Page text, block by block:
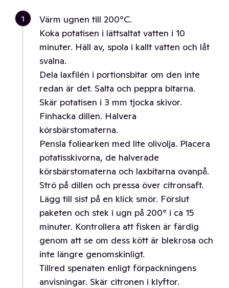
1
Värm ugnen till 200°C.
Koka potatisen i lättsaltat vatten i 10
minuter. Häll av, spola i kallt vatten och låt
svalna.
Dela laxfilén i portionsbitar om den inte
redan är det. Salta och peppra bitarna.
Skär potatisen i 3 mm tjocka skivor.
Finhacka dillen. Halvera
körsbärstomaterna.
Pensla foliearken med lite olivolja. Placera
potatisskivorna, de halverade
körsbärstomaterna och laxbitarna ovanpå.
Strö på dillen och pressa över citronsaft.
Lägg till sist på en klick smör. Förslut
paketen och stek i ugn på 200° i ca 15
minuter. Kontrollera att fisken är färdig
genom att se om dess kött är blekrosa och
inte längre genomskinligt.
Tillred spenaten enligt förpackningens
anvisningar. Skär citronen i klyftor.